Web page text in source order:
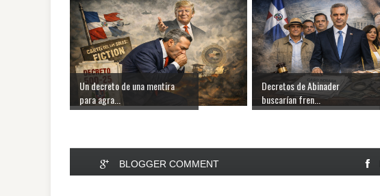
Un decreto de una mentira
para agra...
Decretos de Abinader
buscarían fren...
BLOGGER COMMENT